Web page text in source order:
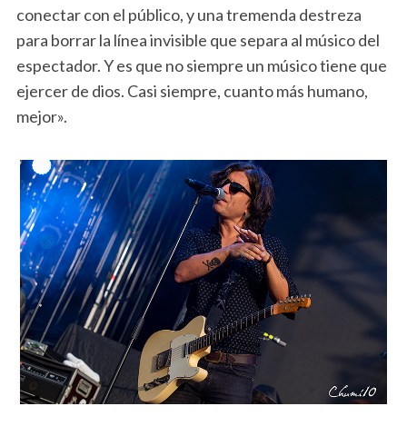
conectar con el público, y una tremenda destreza
para borrar la línea invisible que separa al músico del
espectador. Y es que no siempre un músico tiene que
ejercer de dios. Casi siempre, cuanto más humano,
mejor».